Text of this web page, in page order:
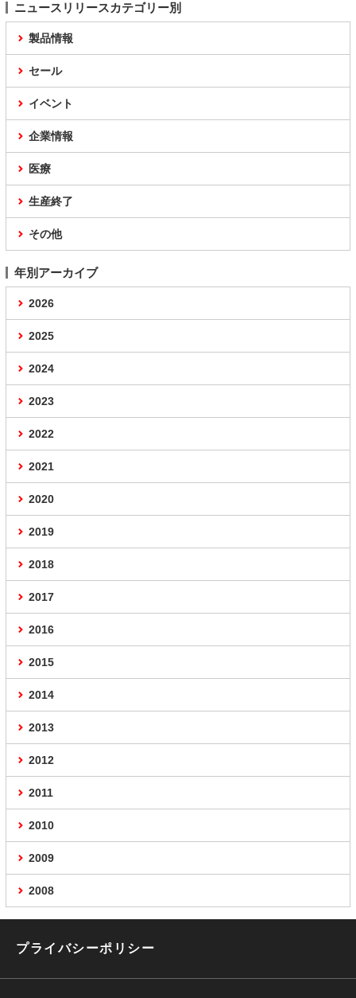
ニュースリリースカテゴリー別
製品情報
セール
イベント
企業情報
医療
生産終了
その他
年別アーカイブ
2026
2025
2024
2023
2022
2021
2020
2019
2018
2017
2016
2015
2014
2013
2012
2011
2010
2009
2008
プライバシーポリシー